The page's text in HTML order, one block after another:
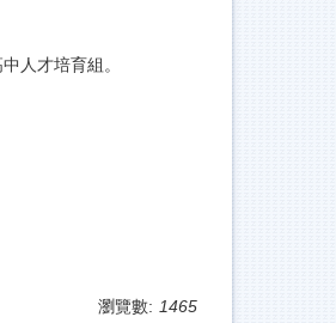
人才培育組。
瀏覽數: 1465